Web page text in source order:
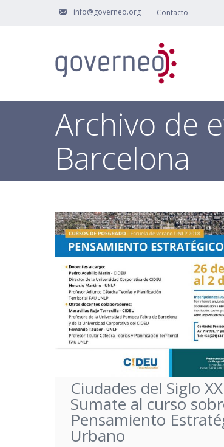
info@governeo.org Contacto
Archivo de
Barcelona
Ciudades del Siglo
Sumate al curso
Pensamiento
Urbano